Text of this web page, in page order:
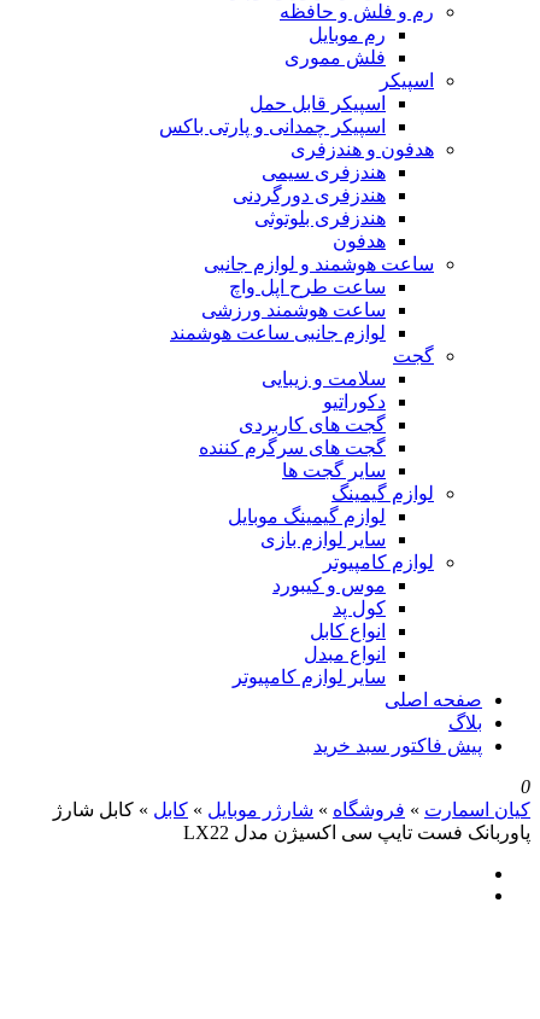
رم و فلش و حافظه
رم موبایل
فلش مموری
اسپیکر
اسپیکر قابل حمل
اسپیکر چمدانی و پارتی باکس
هدفون و هندزفری
هندزفری سیمی
هندزفری دورگردنی
هندزفری بلوتوثی
هدفون
ساعت هوشمند و لوازم جانبی
ساعت طرح اپل واچ
ساعت هوشمند ورزشی
لوازم جانبی ساعت هوشمند
گجت
سلامت و زیبایی
دکوراتیو
گجت های کاربردی
گجت های سرگرم کننده
سایر گجت ها
لوازم گیمینگ
لوازم گیمینگ موبایل
سایر لوازم بازی
لوازم کامپیوتر
موس و کیبورد
کول پد
انواع کابل
انواع مبدل
سایر لوازم کامپیوتر
صفحه اصلی
بلاگ
پیش فاکتور سبد خرید
0
کیان اسمارت » فروشگاه » شارژر موبایل » کابل » کابل شارژ
پاوربانک فست تایپ سی اکسیژن مدل LX22